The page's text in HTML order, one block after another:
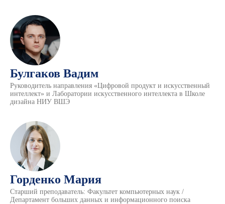
Булгаков Вадим
Руководитель направления «Цифровой продукт и искусственный
интеллект» и Лаборатории искусственного интеллекта в Школе
дизайна НИУ ВШЭ
Горденко Мария
Старший преподаватель: Факультет компьютерных наук /
Департамент больших данных и информационного поиска